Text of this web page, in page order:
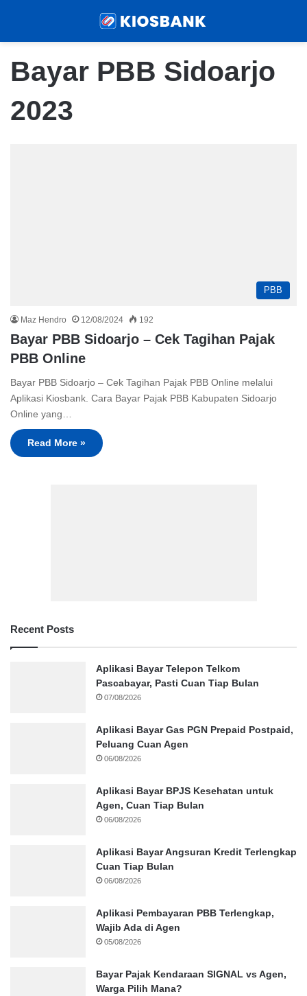
Bayar PBB Sidoarjo
2023
PBB
Maz Hendro 12/08/2024 192
Bayar PBB Sidoarjo – Cek Tagihan Pajak
PBB Online
Bayar PBB Sidoarjo – Cek Tagihan Pajak PBB Online melalui
Aplikasi Kiosbank. Cara Bayar Pajak PBB Kabupaten Sidoarjo
Online yang…
Read More »
Recent Posts
Aplikasi Bayar Telepon Telkom
Pascabayar, Pasti Cuan Tiap Bulan
07/08/2026
Aplikasi Bayar Gas PGN Prepaid Postpaid,
Peluang Cuan Agen
06/08/2026
Aplikasi Bayar BPJS Kesehatan untuk
Agen, Cuan Tiap Bulan
06/08/2026
Aplikasi Bayar Angsuran Kredit Terlengkap
Cuan Tiap Bulan
06/08/2026
Aplikasi Pembayaran PBB Terlengkap,
Wajib Ada di Agen
05/08/2026
Bayar Pajak Kendaraan SIGNAL vs Agen,
Warga Pilih Mana?